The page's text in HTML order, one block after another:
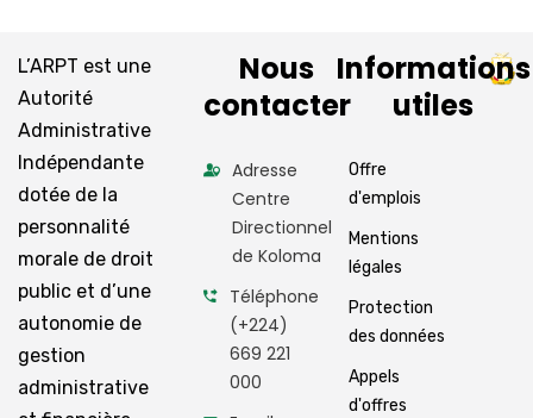
L’ARPT est une
Autorité
Administrative
Indépendante
dotée de la
personnalité
morale de droit
public et d’une
autonomie de
gestion
administrative
Nous
contacter
Adresse
Centre
Directionnel
de Koloma
Téléphone
(+224)
669 221
000
Informations
utiles
Offre
d'emplois
Mentions
légales
Protection
des données
Appels
d'offres